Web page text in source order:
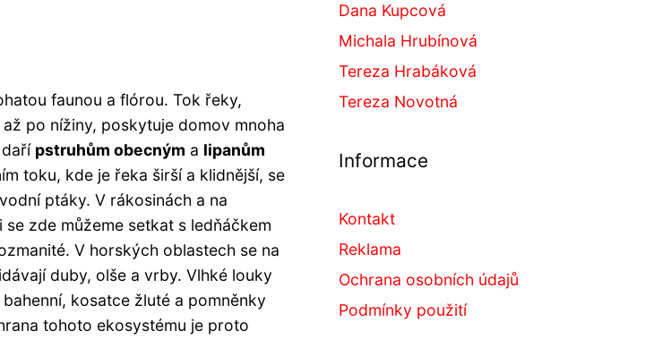
faunou a flórou. Tok řeky,
po nížiny, poskytuje domov mnoha
pstruhům obecným a lipanům
toku, kde je řeka širší a klidnější, se
ptáky. V rákosinách a na
zde můžeme setkat s ledňáčkem
V horských oblastech se na
duby, olše a vrby. Vlhké louky
kosatce žluté a pomněnky
tohoto ekosystému je proto
Dana Kupcová
Michala Hrubínová
Tereza Hrabáková
Tereza Novotná
Informace
Kontakt
Reklama
Ochrana osobních údajů
Podmínky použití